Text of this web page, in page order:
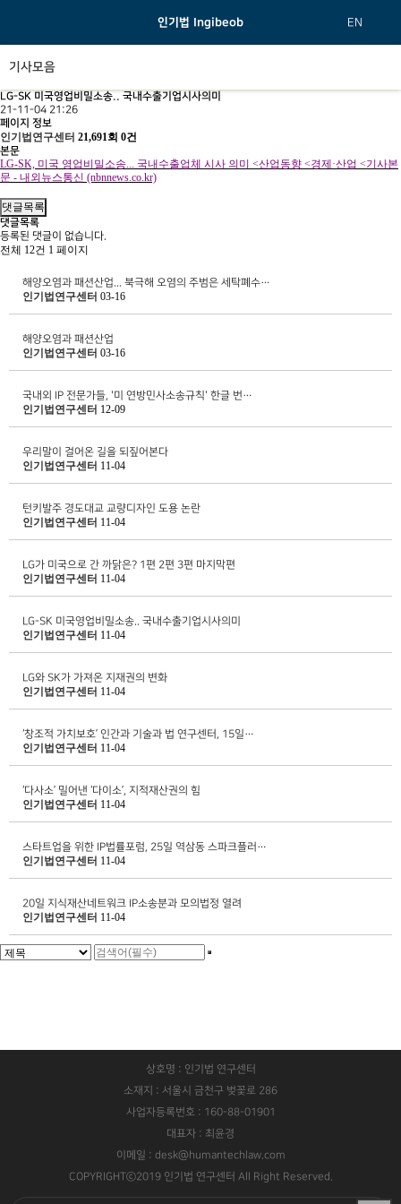
인기법 Ingibeob EN
기사모음
LG-SK 미국영업비밀소송.. 국내수출기업시사의미
21-11-04 21:26
페이지 정보
인기법연구센터 21,691회 0건
본문
LG-SK, 미국 영업비밀소송... 국내수출업체 시사 의미 <산업동향 <경제 ·산업 <기사본
문 - 내외뉴스통신 (nbnnews.co.kr)
댓글목록
댓글목록
등록된 댓글이 없습니다.
전체 12건 1 페이지
해양오염과 패션산업... 북극해 오염의 주범은 세탁폐수…
인기법연구센터 03-16
해양오염과 패션산업
인기법연구센터 03-16
국내외 IP 전문가들, '미 연방민사소송규칙' 한글 번…
인기법연구센터 12-09
우리말이 걸어온 길을 되짚어본다
인기법연구센터 11-04
턴키발주 경도대교 교량디자인 도용 논란
인기법연구센터 11-04
LG가 미국으로 간 까닭은? 1편 2편 3편 마지막편
인기법연구센터 11-04
LG-SK 미국영업비밀소송.. 국내수출기업시사의미
인기법연구센터 11-04
LG와 SK가 가져온 지재권의 변화
인기법연구센터 11-04
‘창조적 가치보호’ 인간과 기술과 법 연구센터, 15일…
인기법연구센터 11-04
‘다사소’ 밀어낸 ‘다이소’, 지적재산권의 힘
인기법연구센터 11-04
스타트업을 위한 IP법률포럼, 25일 역삼동 스파크플러…
인기법연구센터 11-04
20일 지식재산네트워크 IP소송분과 모의법정 열려
인기법연구센터 11-04
상호명 : 인기법 연구센터
소재지 : 서울시 금천구 벚꽃로 286
사업자등록번호 : 160-88-01901
대표자 : 최윤경
이메일 : desk@humantechlaw.com
COPYRIGHTⓒ2019 인기법 연구센터 All Right Reserved.